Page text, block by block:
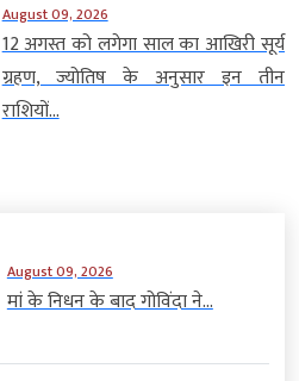
August 09, 2026
12 अगस्त को लगेगा साल का आखिरी सूर्य
ग्रहण, ज्योतिष के अनुसार इन तीन
राशियों...
August 09, 2026
मां के निधन के बाद गोविंदा ने...